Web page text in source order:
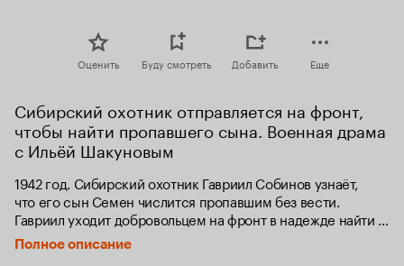
Оценить Буду смотреть Добавить Еще
Сибирский охотник отправляется на фронт,
чтобы найти пропавшего сына. Военная драма
с Ильёй Шакуновым
1942 год. Сибирский охотник Гавриил Собинов узнаёт,
что его сын Семен числится пропавшим без вести.
Гавриил уходит добровольцем на фронт в надежде найти
сына живым. Оказавшись на передовой, он возглавляет
группу снайперов, и теперь ему предстоит научить
Полное описание